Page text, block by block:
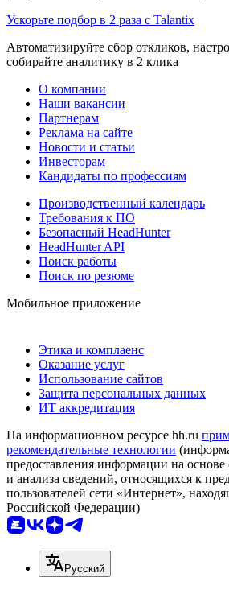
Ускорьте подбор в 2 раза с Talantix
Автоматизируйте сбор откликов,
собирайте аналитику в 2 клика
О компании
Наши вакансии
Партнерам
Реклама на сайте
Новости и статьи
Инвесторам
Кандидаты по профессиям
Производственный календарь
Требования к ПО
Безопасный HeadHunter
HeadHunter API
Поиск работы
Поиск по резюме
Мобильное приложение
Этика и комплаенс
Оказание услуг
Использование сайтов
Защита персональных данных
ИТ аккредитация
На информационном ресурсе hh.ru
рекомендательные технологии
предоставления информации на основе
и анализа сведений, относящихся к
пользователей сети «Интернет»,
Российской Федерации)
Русский